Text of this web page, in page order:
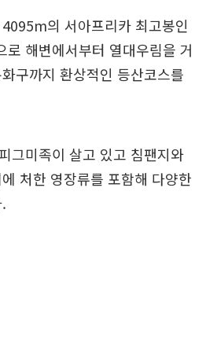
의 서아프리카 최고봉인
로 해변에서부터 열대우림을 거
구까지 환상적인 등산코스를
그미족이 살고 있고 침팬지와
처한 영장류를 포함해 다양한